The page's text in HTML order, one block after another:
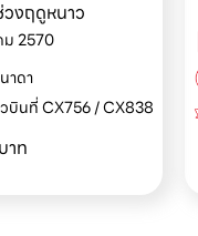
งฤดูหนาว
ม 2570
าดา
บินที่ CX756 / CX838
บาท